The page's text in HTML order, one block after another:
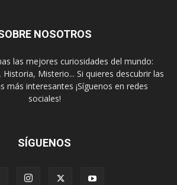
NOSOTROS
las mejores curiosidades del mundo:
Historia, Misterio... Si quieres descubrir las
más interesantes ¡Síguenos en redes
sociales!
SÍGUENOS